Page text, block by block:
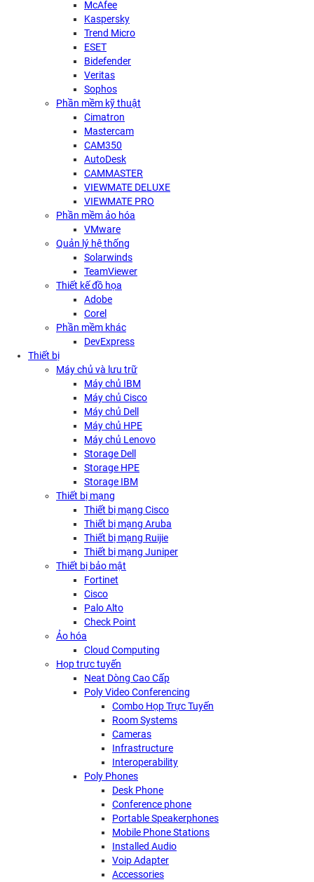
McAfee
Kaspersky
Trend Micro
ESET
Bidefender
Veritas
Sophos
Phần mềm kỹ thuật
Cimatron
Mastercam
CAM350
AutoDesk
CAMMASTER
VIEWMATE DELUXE
VIEWMATE PRO
Phần mềm ảo hóa
VMware
Quản lý hệ thống
Solarwinds
TeamViewer
Thiết kế đồ họa
Adobe
Corel
Phần mềm khác
DevExpress
Thiết bị
Máy chủ và lưu trữ
Máy chủ IBM
Máy chủ Cisco
Máy chủ Dell
Máy chủ HPE
Máy chủ Lenovo
Storage Dell
Storage HPE
Storage IBM
Thiết bị mạng
Thiết bị mạng Cisco
Thiết bị mạng Aruba
Thiết bị mạng Ruijie
Thiết bị mạng Juniper
Thiết bị bảo mật
Fortinet
Cisco
Palo Alto
Check Point
Ảo hóa
Cloud Computing
Họp trực tuyến
Neat Dòng Cao Cấp
Poly Video Conferencing
Combo Họp Trực Tuyến
Room Systems
Cameras
Infrastructure
Interoperability
Poly Phones
Desk Phone
Conference phone
Portable Speakerphones
Mobile Phone Stations
Installed Audio
Voip Adapter
Accessories